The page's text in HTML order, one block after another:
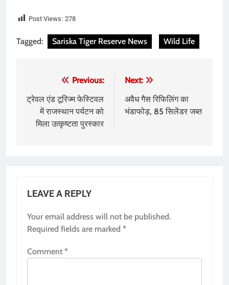
Post Views: 278
Tagged: Sariska Tiger Reserve News Wild Life
navigation
Previous:
ट्रेवल एंड टूरिज्म फेस्टिवल
में राजस्थान पर्यटन को
मिला उत्कृष्टता पुरस्कार
Next:
अवैध गैस रिफिलिंग का
भंडाफोड़, 85 सिलेंडर जब्त
LEAVE A REPLY
Your email address will not be published.
Required fields are marked *
Comment *